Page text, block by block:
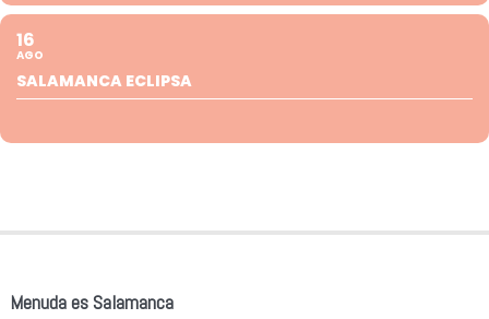
16
AGO
SALAMANCA ECLIPSA
Menuda es Salamanca